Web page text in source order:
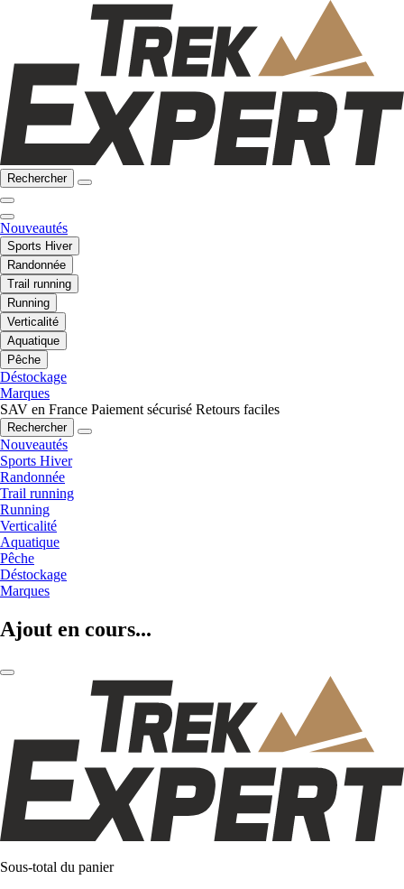
Rechercher
Nouveautés
Sports Hiver
Randonnée
Trail running
Running
Verticalité
Aquatique
Pêche
Déstockage
Marques
SAV en France Paiement sécurisé Retours faciles
Rechercher
Nouveautés
Sports Hiver
Randonnée
Trail running
Running
Verticalité
Aquatique
Pêche
Déstockage
Marques
Ajout en cours...
Sous-total du panier